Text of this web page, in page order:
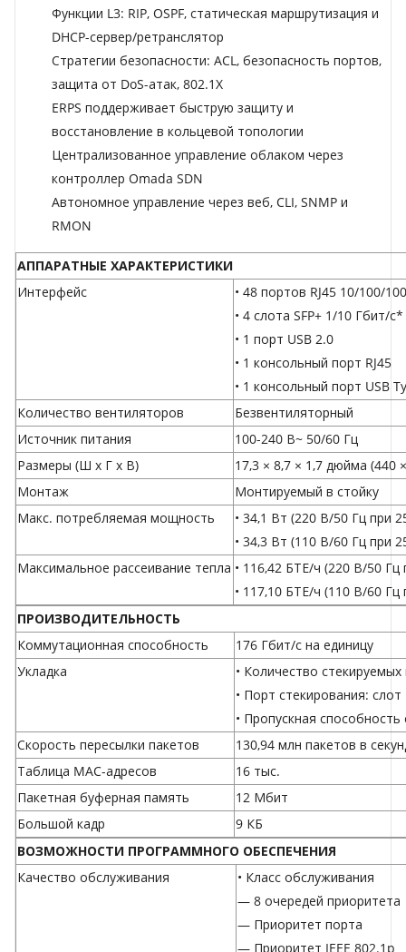
Функции L3: RIP, OSPF, статическая маршрутизация и
DHCP-сервер/ретранслятор
Стратегии безопасности: ACL, безопасность портов,
защита от DoS-атак, 802.1X
ERPS поддерживает быструю защиту и
восстановление в кольцевой топологии
Централизованное управление облаком через
контроллер Omada SDN
Автономное управление через веб, CLI, SNMP и
RMON
АППАРАТНЫЕ ХАРАКТЕРИСТИКИ
Интерфейс
• 48 портов RJ45 10/100/
• 4 слота SFP+ 1/10 Гбит/с*
• 1 порт USB 2.0
• 1 консольный порт RJ45
• 1 консольный порт USB
Количество вентиляторов
Безвентиляторный
Источник питания
100-240 В~ 50/60 Гц
Размеры (Ш x Г x В)
17,3 × 8,7 × 1,7 дюйма (440
Монтаж
Монтируемый в стойку
Макс. потребляемая мощность
• 34,1 Вт (220 В/50 Гц при
• 34,3 Вт (110 В/60 Гц при
Максимальное рассеивание тепла • 116,42 БТЕ/ч (220 В/50 Гц
• 117,10 БТЕ/ч (110 В/60 Гц
ПРОИЗВОДИТЕЛЬНОСТЬ
Коммутационная способность
176 Гбит/с на единицу
Укладка
• Количество
• Порт стекирования:
• Пропускная
Скорость пересылки пакетов
130,94 млн пакетов в
Таблица MAC-адресов
16 тыс.
Пакетная буферная память
12 Мбит
Большой кадр
9 КБ
ВОЗМОЖНОСТИ ПРОГРАММНОГО ОБЕСПЕЧЕНИЯ
Качество обслуживания
• Класс обслуживания
— 8 очередей приоритета
— Приоритет порта
— Приоритет IEEE 802.1p